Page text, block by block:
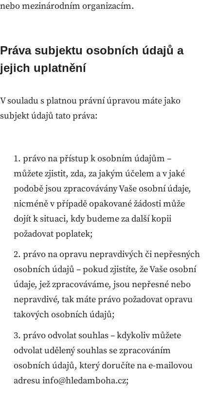
nebo mezinárodním organizacím.
Práva subjektu osobních údajů a
jejich uplatnění
V souladu s platnou právní úpravou máte jako
subjekt údajů tato práva:
právo na přístup k osobním údajům –
můžete zjistit, zda, za jakým účelem a v jaké
podobě jsou zpracovávány Vaše osobní údaje,
nicméně v případě opakované žádosti může
dojít k situaci, kdy budeme za další kopii
požadovat poplatek;
právo na opravu nepravdivých či nepřesných
osobních údajů – pokud zjistíte, že Vaše osobní
údaje, jež zpracováváme, jsou nepřesné nebo
nepravdivé, tak máte právo požadovat opravu
takových osobních údajů;
právo odvolat souhlas – kdykoliv můžete
odvolat udělený souhlas se zpracováním
osobních údajů, který doručíte na e-mailovou
adresu info@hledamboha.cz;